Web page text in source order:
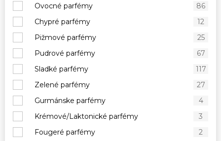
Ovocné parfémy
86
Chypré parfémy
12
Pižmové parfémy
25
Pudrové parfémy
67
Sladké parfémy
117
Zelené parfémy
27
Gurmánske parfémy
4
Krémové/Laktonické parfémy
3
Fougeré parfémy
2